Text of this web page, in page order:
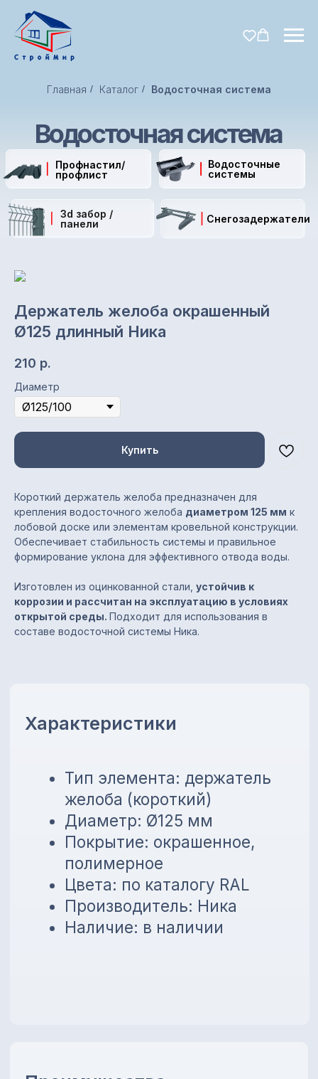
Главная / Каталог / Водосточная система
Водосточная система
панели
профлист
Снегозадержатели
Держатель желоба окрашенный
Ø125 длинный Ника
210 р.
Диаметр
Купить
Короткий держатель желоба предназначен для
крепления водосточного желоба диаметром 125 мм к
лобовой доске или элементам кровельной конструкции.
Обеспечивает стабильность системы и правильное
формирование уклона для эффективного отвода воды.
Изготовлен из оцинкованной стали, устойчив к
коррозии и рассчитан на эксплуатацию в условиях
открытой среды. Подходит для использования в
составе водосточной системы Ника.
Надёжная фиксация желоба
Устойчивость к погодным
нагрузкам
Соответствие цвету
водосточной системы
Простота и удобство
монтажа
Предоставляем внутреннюю
Преимущества
Тип элемента: держатель
Диаметр: Ø125 мм
Покрытие: окрашенное,
полимерное
Цвета: по каталогу RAL
Характеристики